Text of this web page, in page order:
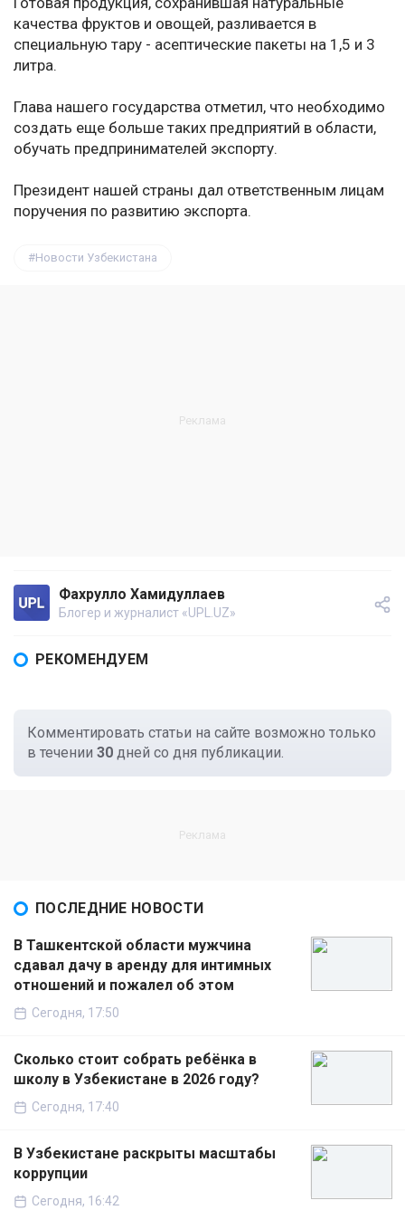
качества фруктов и овощей, разливается в
специальную тару - асептические пакеты на 1,5 и 3
литра.
Глава нашего государства отметил, что необходимо
создать еще больше таких предприятий в области,
обучать предпринимателей экспорту.
Президент нашей страны дал ответственным лицам
поручения по развитию экспорта.
Новости Узбекистана
Фахрулло Хамидуллаев
Блогер и журналист «UPL.UZ»
РЕКОМЕНДУЕМ
Комментировать статьи на сайте возможно только
в течении 30 дней со дня публикации.
ПОСЛЕДНИЕ НОВОСТИ
В Ташкентской области мужчина
сдавал дачу в аренду для интимных
отношений и пожалел об этом
Сегодня, 17:50
Сколько стоит собрать ребёнка в
школу в Узбекистане в 2026 году?
Сегодня, 17:40
В Узбекистане раскрыты масштабы
коррупции
Сегодня, 16:42